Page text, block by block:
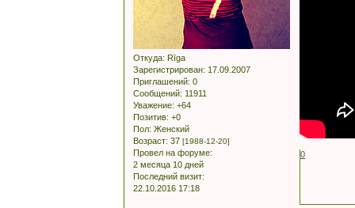
Откуда: Rīga
Зарегистрирован: 17.09.2007
Приглашений: 0
Сообщений: 11911
Уважение: +64
Позитив: +0
Пол: Женский
Возраст: 37 [1988-12-20]
Провел на форуме:
2 месяца 10 дней
Последний визит:
22.10.2016 17:18
0